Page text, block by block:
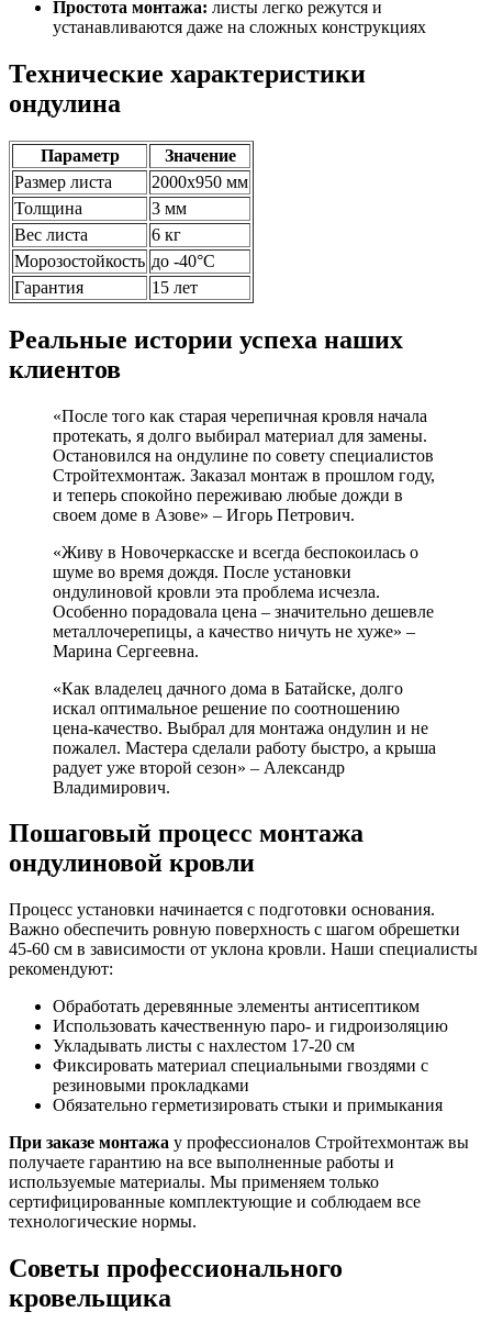
Простота монтажа: листы легко режутся и
устанавливаются даже на сложных конструкциях
Технические характеристики
ондулина
Параметр
Значение
Размер листа
2000х950 мм
Толщина
3 мм
Вес листа
6 кг
Морозостойкость до -40°C
Гарантия
15 лет
Реальные истории успеха наших
клиентов
«После того как старая черепичная кровля начала
протекать, я долго выбирал материал для замены.
Остановился на ондулине по совету специалистов
Стройтехмонтаж. Заказал монтаж в прошлом году,
и теперь спокойно переживаю любые дожди в
своем доме в Азове» – Игорь Петрович.
«Живу в Новочеркасске и всегда беспокоилась о
шуме во время дождя. После установки
ондулиновой кровли эта проблема исчезла.
Особенно порадовала цена – значительно дешевле
металлочерепицы, а качество ничуть не хуже» –
Марина Сергеевна.
«Как владелец дачного дома в Батайске, долго
искал оптимальное решение по соотношению
цена-качество. Выбрал для монтажа ондулин и не
пожалел. Мастера сделали работу быстро, а крыша
радует уже второй сезон» – Александр
Владимирович.
Пошаговый процесс монтажа
ондулиновой кровли
Процесс установки начинается с подготовки основания.
Важно обеспечить ровную поверхность с шагом обрешетки
45-60 см в зависимости от уклона кровли. Наши специалисты
рекомендуют:
Обработать деревянные элементы антисептиком
Использовать качественную паро- и гидроизоляцию
Укладывать листы с нахлестом 17-20 см
Фиксировать материал специальными гвоздями с
резиновыми прокладками
Обязательно герметизировать стыки и примыкания
При заказе монтажа у профессионалов Стройтехмонтаж вы
получаете гарантию на все выполненные работы и
используемые материалы. Мы применяем только
сертифицированные комплектующие и соблюдаем все
технологические нормы.
Советы профессионального
кровельщика